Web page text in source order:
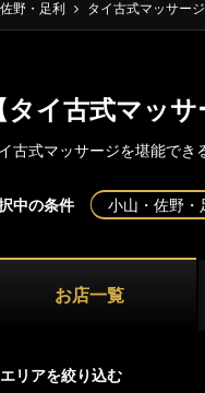
野・足利 タイ古式マッサージ
タイ古式マッ
古式マッサージを堪能でき
中の条件 小山・佐野・
お店一覧
エリアを絞り込む